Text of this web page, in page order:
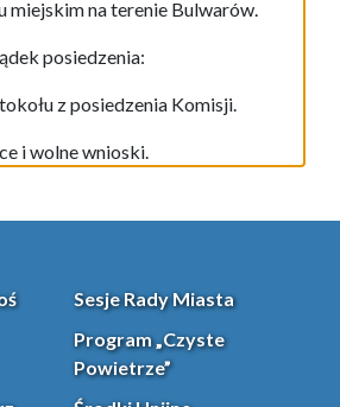
miejskim na terenie Bulwarów.
posiedzenia:
z posiedzenia Komisji.
i wolne wnioski.
Sesje Rady Miasta
Program „Czyste
Powietrze”